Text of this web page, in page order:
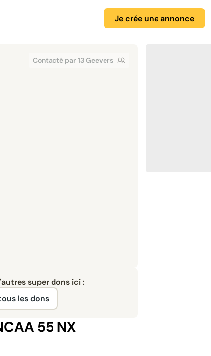
Je crée une annonce
Contacté par 13 Geevers
super dons ici :
les dons
55 NX